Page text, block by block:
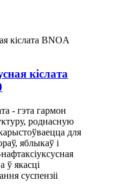
кіслата
- гэта гармон
роднасную
для
яблыкаў і
ў якасці
суспензіі